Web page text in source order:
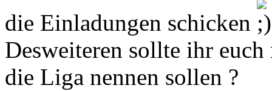
die Einladungen schicken
Desweiteren sollte ihr
die Liga nennen sollen ?